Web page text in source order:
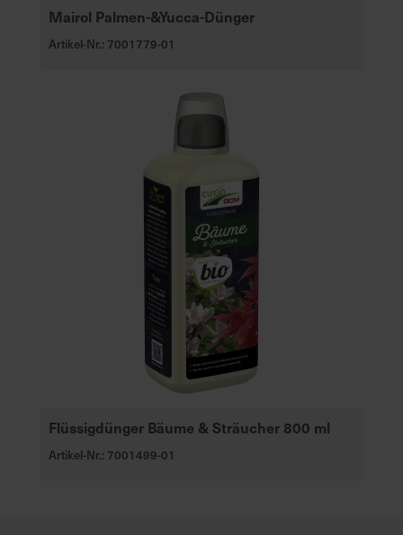
Mairol Palmen-&Yucca-Dünger
Artikel-Nr.: 7001779-01
Flüssigdünger Bäume & Sträucher 800 ml
Artikel-Nr.: 7001499-01